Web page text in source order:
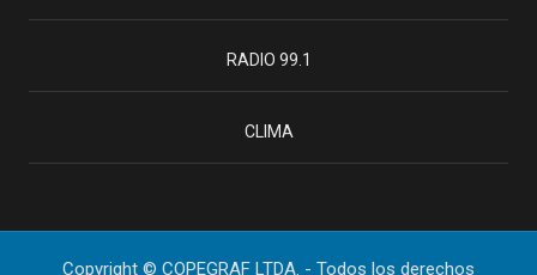
RADIO 99.1
CLIMA
Copyright © COPEGRAF LTDA. - Todos los derechos